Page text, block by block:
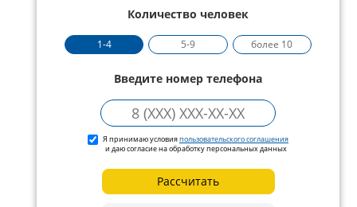
Количество человек
1-4 5-9 более 10
Введите номер телефона
Я принимаю условияпользовательского соглашения
и даю согласие на обработку персональных данных
Рассчитать